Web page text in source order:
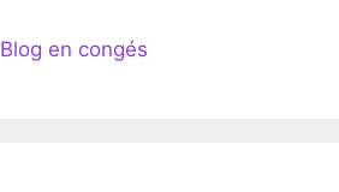
Blog en congés